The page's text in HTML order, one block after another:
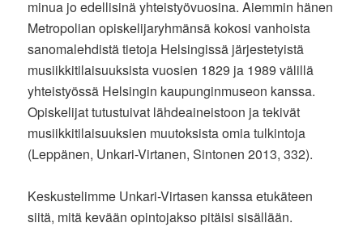
minua jo edellisinä yhteistyövuosina. Aiemmin hänen
Metropolian opiskelijaryhmänsä kokosi vanhoista
sanomalehdistä tietoja Helsingissä järjestetyistä
musiikkitilaisuuksista vuosien 1829 ja 1989 välillä
yhteistyössä Helsingin kaupunginmuseon kanssa.
Opiskelijat tutustuivat lähdeaineistoon ja tekivät
musiikkitilaisuuksien muutoksista omia tulkintoja
(Leppänen, Unkari-Virtanen, Sintonen 2013, 332).
Keskustelimme Unkari-Virtasen kanssa etukäteen
siitä, mitä kevään opintojakso pitäisi sisällään.